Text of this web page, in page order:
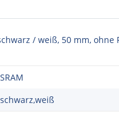
/ weiß, 50 mm,
SRAM
schwarz,weiß